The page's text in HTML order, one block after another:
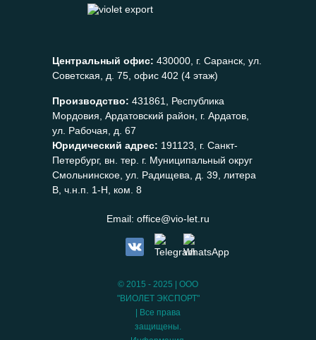
Центральный офис: 430000, г. Саранск, ул.
Советская, д. 75, офис 402 (4 этаж)
Производство: 431861, Республика
Мордовия, Ардатовский район, г. Ардатов,
ул. Рабочая, д. 67
Юридический адрес: 191123, г. Санкт-
Петербург, вн. тер. г. Муниципальный округ
Смольнинское, ул. Радищева, д. 39, литера
В, ч.н.п. 1-Н, ком. 8
Email: office@vio-let.ru
© 2015 - 2025 | ООО
"ВИОЛЕТ ЭКСПОРТ"
| Все права
защищены.